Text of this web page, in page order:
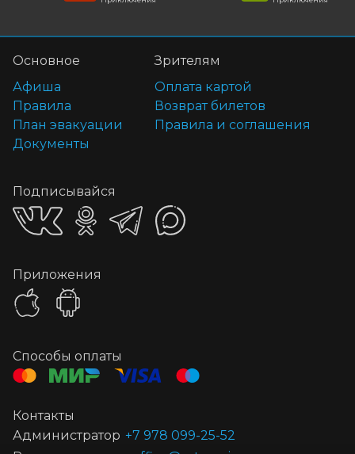
Основное
Афиша
Правила
План эвакуации
Документы
Зрителям
Оплата картой
Возврат билетов
Правила и соглашения
Подписывайся
Приложения
Способы оплаты
Контакты
Администратор +7 978 099-25-52